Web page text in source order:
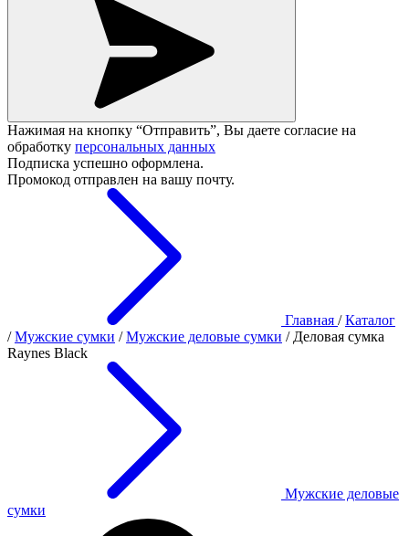
Нажимая на кнопку “Отправить”, Вы даете согласие на
обработку персональных данных
Подписка успешно оформлена.
Промокод отправлен на вашу почту.
Главная / Каталог
/ Мужские сумки / Мужские деловые сумки / Деловая сумка
Raynes Black
Мужские деловые
сумки